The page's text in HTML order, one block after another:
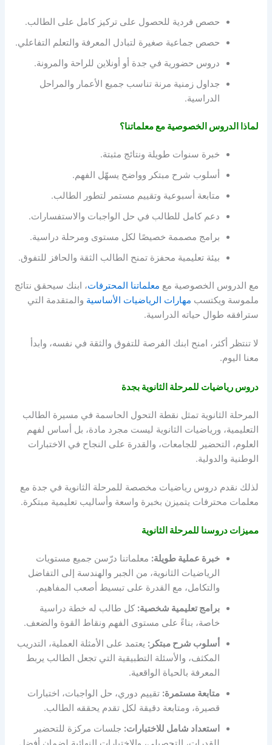
حصص فردية للحصول على تركيز كامل على الطالب.
حصص جماعية صغيرة لتبادل المعرفة والتعلم التفاعلي.
دروس حضورية في جدة أو أونلاين للراحة والمرونة.
جداول زمنية مرنة تناسب جميع الأعمار والمراحل
الدراسية.
لماذا الدروس الخصوصية مع معلماتنا؟
خبرة سنوات طويلة ونتائج مثبتة.
أسلوب شرح مبتكر وواضح يسهّل الفهم.
متابعة أسبوعية وتقييم مستمر لتطور الطالب.
دعم كامل للطالب في حل الواجبات والاستفسارات.
برامج مصممة خصيصًا لكل مستوى ومرحلة دراسية.
بيئة تعليمية محفزة تمنح الطالب الثقة والحافز للتفوق.
مع الدروس الخصوصية مع معلماتنا المحترفات، ابنك سيحقق نتائج
ملموسة ويكتسب مهارات الرياضيات الأساسية والمتقدمة التي
سترافقه طوال حياته الدراسية.
لا تنتظر أكثر، امنح ابنك الفرصة للتفوق والثقة في نفسه، وابدأ
معنا اليوم.
دروس رياضيات للمرحلة الثانوية بجدة
المرحلة الثانوية تمثل نقطة التحول الحاسمة في مسيرة الطالب
التعليمية، ورياضيات الثانوية ليست مجرد مادة، بل أساس لفهم
العلوم، التحضير للجامعات، والقدرة على النجاح في الاختبارات
الوطنية والدولية.
لذلك نقدم دروس رياضيات مخصصة للمرحلة الثانوية في جدة مع
معلمات محترفات يتميزن بخبرة واسعة وأساليب تعليمية مبتكرة.
مميزات دروسنا للمرحلة الثانوية
خبرة عملية طويلة: معلماتنا درّسن جميع مستويات
الرياضيات الثانوية، من الجبر والهندسة إلى التفاضل
والتكامل، مع القدرة على تبسيط أصعب المفاهيم.
برامج تعليمية شخصية: كل طالب له خطة دراسية
خاصة، بناءً على مستوى الفهم ونقاط القوة والضعف.
أسلوب شرح مبتكر: يعتمد على الأمثلة العملية، التدريب
المكثف، والأسئلة التطبيقية التي تجعل الطالب يربط
المعرفة بالحياة الواقعية.
متابعة مستمرة: تقييم دوري، حل الواجبات، اختبارات
قصيرة، ومتابعة دقيقة لكل تقدم يحققه الطالب.
استعداد شامل للاختبارات: جلسات مركزة للتحضير